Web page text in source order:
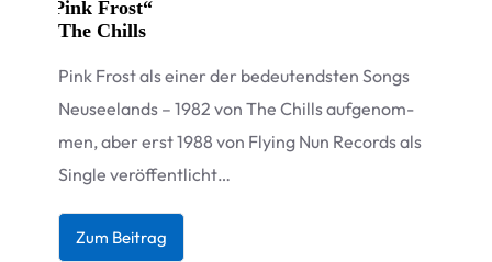
Pink Frost“
The Chills
Pink Frost als einer der bedeu­tends­ten Songs
Neu­see­lands – 1982 von The Chills auf­ge­nom­
men, aber erst 1988 von Fly­ing Nun Records als
Sin­gle veröffentlicht…
Zum Bei­trag